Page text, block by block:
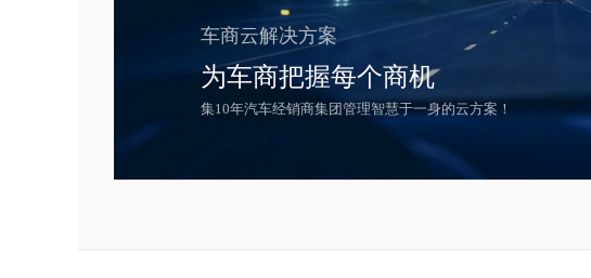
车商云解决方案
为车商把握每个商机
集10年汽车经销商集团管理智慧于一身的云方案！